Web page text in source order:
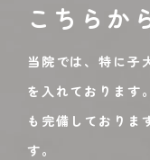
こちらか
当院では、特に子
を入れております
も完備しておりま
す。